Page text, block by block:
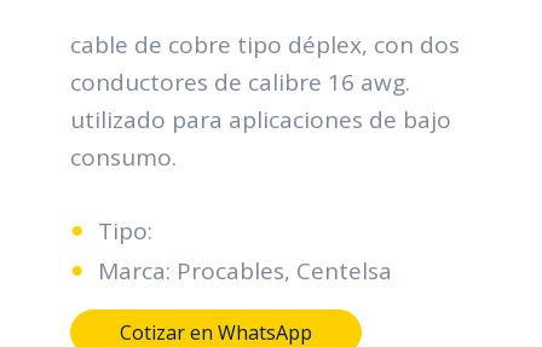
cable de cobre tipo déplex, con dos
conductores de calibre 16 awg.
utilizado para aplicaciones de bajo
consumo.
Tipo:
Marca: Procables, Centelsa
Cotizar en WhatsApp